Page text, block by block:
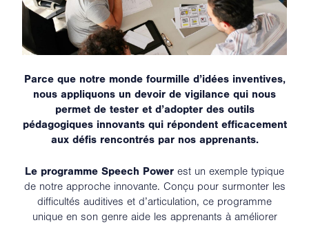
Parce que notre monde fourmille d’idées inventives,
nous appliquons un devoir de vigilance qui nous
permet de tester et d’adopter des outils
pédagogiques innovants qui répondent efficacement
aux défis rencontrés par nos apprenants.
Le programme Speech Power est un exemple typique
de notre approche innovante. Conçu pour surmonter les
difficultés auditives et d’articulation, ce programme
unique en son genre aide les apprenants à améliorer